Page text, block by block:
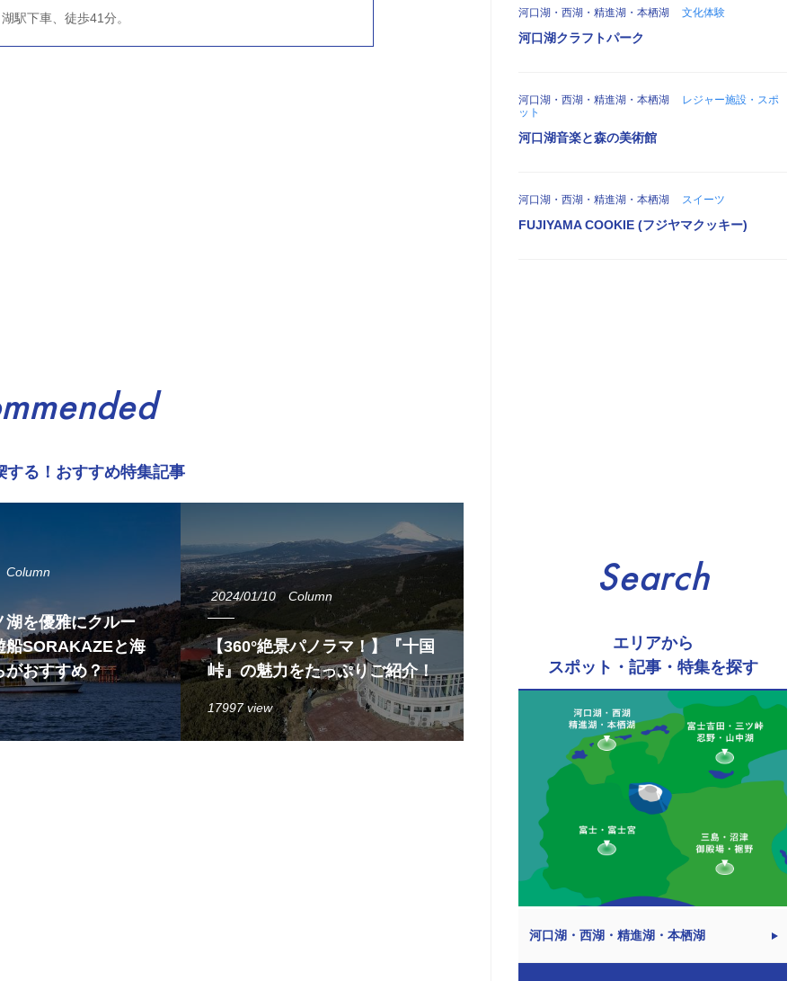
駅下車、徒歩41分。
する！おすすめ特集記事
Column
湖を優雅にクルー
船SORAKAZEと海
がおすすめ？
2024/01/10 Column
【360°絶景パノラマ！】『十国
峠』の魅力をたっぷりご紹介！
17997 view
河口湖・西湖・精進湖・本栖湖 文化体験
河口湖クラフトパーク
河口湖・西湖・精進湖・本栖湖
レジャー施設・スポ
ット
河口湖音楽と森の美術館
河口湖・西湖・精進湖・本栖湖 スイーツ
FUJIYAMA COOKIE (フジヤマクッキー)
Search
エリアから
スポット・記事・特集を探す
河口湖・西湖・精進湖・本栖湖